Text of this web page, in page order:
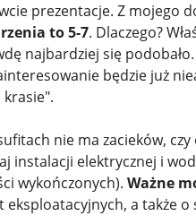
prezentacje. Z mojego
to 5-7. Dlaczego?
najbardziej się
będzie już
nie ma zacieków,
instalacji elektrycznej i
wykończonych). Ważne
eksploatacyjnych, a także o